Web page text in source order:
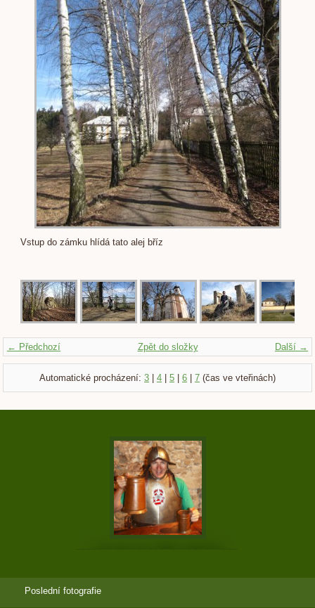
Vstup do zámku hlídá tato alej bříz
← Předchozí Další →
Zpět do složky
Automatické procházení: 3 4 5 6 7 (čas ve vteřinách)
Poslední fotografie